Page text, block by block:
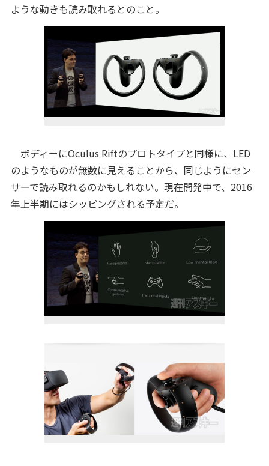
ような動きも読み取れるとのこと。
ボディーにOculus Riftのプロトタイプと同様に、LED
のようなものが無数に見えることから、同じようにセン
サーで読み取れるのかもしれない。現在開発中で、2016
年上半期にはシッピングされる予定だ。